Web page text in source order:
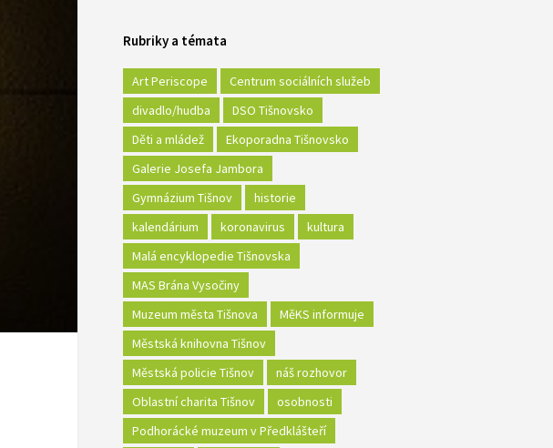
Rubriky a témata
Art Periscope
Centrum sociálních služeb
divadlo/hudba
DSO Tišnovsko
Děti a mládež
Ekoporadna Tišnovsko
Galerie Josefa Jambora
Gymnázium Tišnov
historie
kalendárium
koronavirus
kultura
Malá encyklopedie Tišnovska
MAS Brána Vysočiny
Muzeum města Tišnova
MěKS informuje
Městská knihovna Tišnov
Městská policie Tišnov
náš rozhovor
Oblastní charita Tišnov
osobnosti
Podhorácké muzeum v Předklášteří